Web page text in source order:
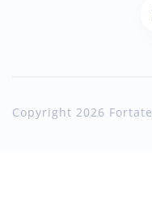
Copyright 2026